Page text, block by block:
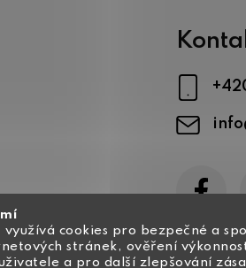
využívá cookies pro bezpečné a
stránek, ověření
a pro další zlepšování
info